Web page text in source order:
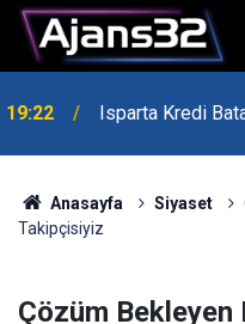
19:22 Isparta Kredi
Anasayfa Siyaset
Takipçisiyiz
Çözüm Bekleyen